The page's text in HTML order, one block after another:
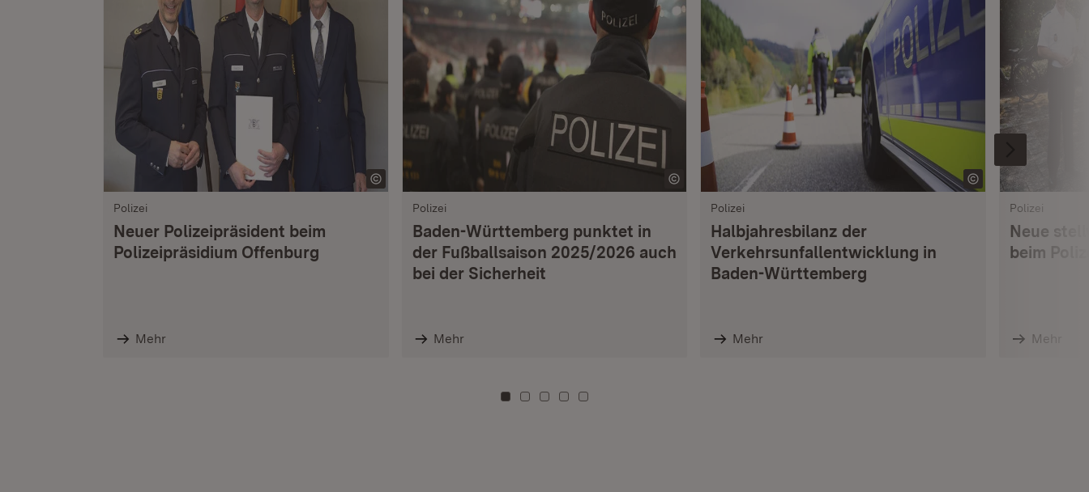
Polizei
Neuer Polizeipräsident beim
Polizeipräsidium Offenburg
Mehr
Polizei
Baden-Württemberg punktet in
der Fußballsaison 2025/2026 auch
bei der Sicherheit
Mehr
Polizei
Halbjahresbilanz der
Verkehrsunfallentwicklung in
Baden-Württemberg
Mehr
Polizei
Neue
beim
Mehr
Zu Kachel: 0
Zu Kachel: 3
Zu Kachel: 6
Zu Kachel: 9
Zu Kachel: 12